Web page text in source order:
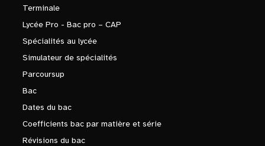
Terminale
Lycée Pro - Bac pro – CAP
Spécialités au lycée
Simulateur de spécialités
Parcoursup
Bac
Dates du bac
Coefficients bac par matière et série
Révisions du bac